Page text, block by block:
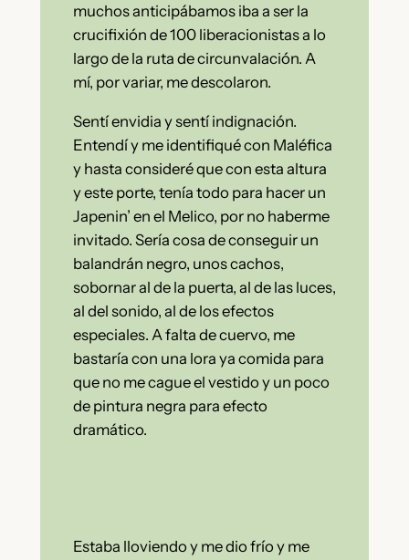
muchos anticipábamos iba a ser la
crucifixión de 100 liberacionistas a lo
largo de la ruta de circunvalación. A
mí, por variar, me descolaron.
Sentí envidia y sentí indignación.
Entendí y me identifiqué con Maléfica
y hasta consideré que con esta altura
y este porte, tenía todo para hacer un
Japenin’ en el Melico, por no haberme
invitado. Sería cosa de conseguir un
balandrán negro, unos cachos,
sobornar al de la puerta, al de las luces,
al del sonido, al de los efectos
especiales. A falta de cuervo, me
bastaría con una lora ya comida para
que no me cague el vestido y un poco
de pintura negra para efecto
dramático.
Estaba lloviendo y me dio frío y me